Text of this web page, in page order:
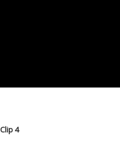
Clip 4